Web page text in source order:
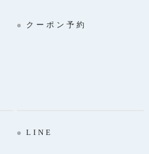
クーポン予約
LINE